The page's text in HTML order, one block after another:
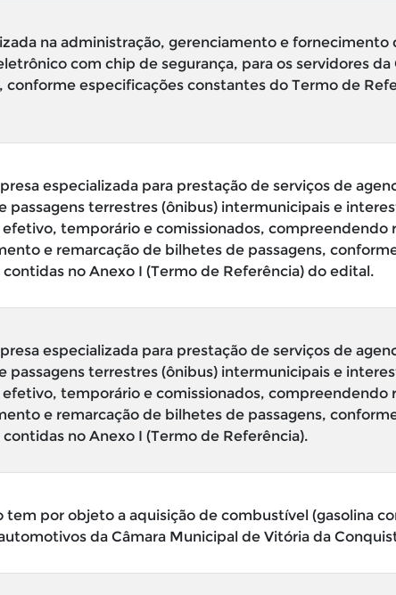
na administração, gerenciamento e fornecimento
com chip de segurança, para os servidores da
especificações constantes do Termo de
especializada para prestação de serviços de
passagens terrestres (ônibus) intermunicipais e
temporário e comissionados, compreendendo
e remarcação de bilhetes de passagens,
no Anexo I (Termo de Referência) do edital.
especializada para prestação de serviços de
passagens terrestres (ônibus) intermunicipais e
temporário e comissionados, compreendendo
e remarcação de bilhetes de passagens,
no Anexo I (Termo de Referência).
por objeto a aquisição de combustível (gasolina
da Câmara Municipal de Vitória da